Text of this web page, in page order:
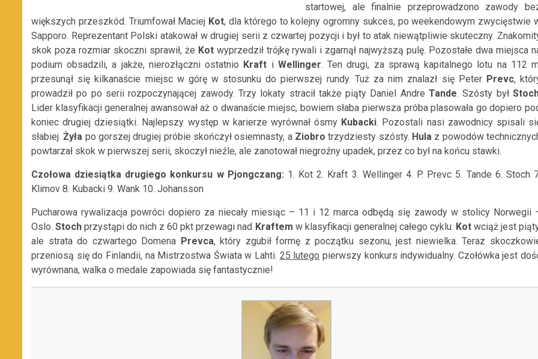
startowej, ale finalnie przeprowadzono zawody
większych przeszkód. Triumfował Maciej Kot, dla którego to kolejny ogromny sukces, po weekendowym zwycięstwie
Sapporo. Reprezentant Polski atakował w drugiej serii z czwartej pozycji i był to atak niewątpliwie skuteczny.
skok poza rozmiar skoczni sprawił, że Kotwyprzedził trójkę rywali i zgarnął najwyższą pulę. Pozostałe dwa miejsca
podium obsadzili, a jakże, nierozłączni ostatnio Kraft i Wellinger. Ten drugi, za sprawą kapitalnego lotu na 112
przesunął się kilkanaście miejsc w górę w stosunku do pierwszej rundy. Tuż za nim znalazł się Peter Prevc,
prowadził po po serii rozpoczynającej zawody. Trzy lokaty stracił także piąty Daniel AndreTande. Szósty był
Lider klasyfikacji generalnej awansował aż o dwanaście miejsc, bowiem słaba pierwsza próba plasowała go dopiero
koniec drugiej dziesiątki. Najlepszy występ w karierze wyrównał ósmy Kubacki. Pozostali nasi zawodnicy spisali
słabiej.Żyła po gorszej drugiej próbie skończył osiemnasty, a Ziobro trzydziesty szósty. Hula z powodów
powtarzał skok w pierwszej serii, skoczył nieźle, ale zanotował niegroźny upadek, przez co był na końcu stawki.
Czołowa dziesiątka drugiego konkursu w Pjongczang: 1. Kot 2. Kraft 3. Wellinger 4. P. Prevc 5. Tande 6. Stoch
Klimov 8. Kubacki 9. Wank 10. Johansson
Pucharowa rywalizacja powróci dopiero za niecały miesiąc – 11 i 12 marca odbędą się zawody w stolicy Norwegii
Oslo.Stoch przystąpi do nich z 60 pkt przewagi nad Kraftem w klasyfikacji generalnej całego cyklu. Kotwciąż jest
ale strata do czwartego Domena Prevca, który zgubił formę z początku sezonu, jest niewielka. Teraz
przeniosą się do Finlandii, na Mistrzostwa Świata w Lahti. 25 lutego pierwszy konkurs indywidualny. Czołówka jest
wyrównana, walka o medale zapowiada się fantastycznie!